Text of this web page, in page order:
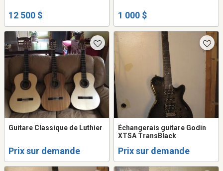
12 500 $ 1 000 $
Guitare Classique de Luthier
Prix sur demande
Échangerais guitare Godin
XTSA TransBlack
Prix sur demande